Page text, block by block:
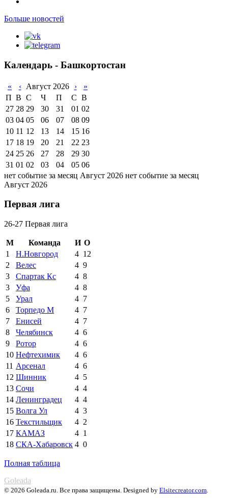
Больше новостей
Календарь - Башкортостан
« ‹ Август 2026 ›
»
П В С Ч П С В
27 28 29 30 31 01 02
03 04 05 06 07 08 09
10 11 12 13 14 15 16
17 18 19 20 21 22 23
24 25 26 27 28 29 30
31 01 02 03 04 05 06
нет событие за месяц Август 2026 нет событие за месяц
Август 2026
Первая лига
26-27 Первая лига
М Команда И О
1
Н.Новгород 4 12
2
Велес 4 9
3
Спартак Кс 4 8
3
Уфа 4 8
5
Урал 4 7
6
Торпедо М 4 7
7
Енисей 4 7
8
Челябинск 4 6
9
Ротор 4 6
10 Нефтехимик 4 6
11 Арсенал 4 6
12 Шинник 4 5
13 Сочи 4 4
14 Ленинградец 4 4
15 Волга Ул 4 3
16 Текстильщик 4 2
17 КАМАЗ 4 1
18 СКА-Хабаровск 4 0
Полная таблица
Goleada
© 2026 Goleada.ru. Все права защищены. Designed by Elsitecreator.com.